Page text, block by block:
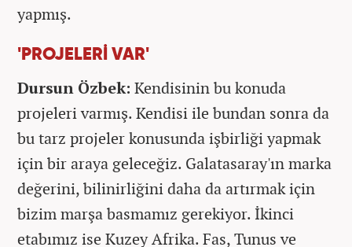
yapmış.
'PROJELERİ VAR'
Dursun Özbek: Kendisinin bu konuda
projeleri varmış. Kendisi ile bundan sonra da
bu tarz projeler konusunda işbirliği yapmak
için bir araya geleceğiz. Galatasaray'ın marka
değerini, bilinirliğini daha da artırmak için
bizim marşa basmamız gerekiyor. İkinci
etabımız ise Kuzey Afrika. Fas, Tunus ve